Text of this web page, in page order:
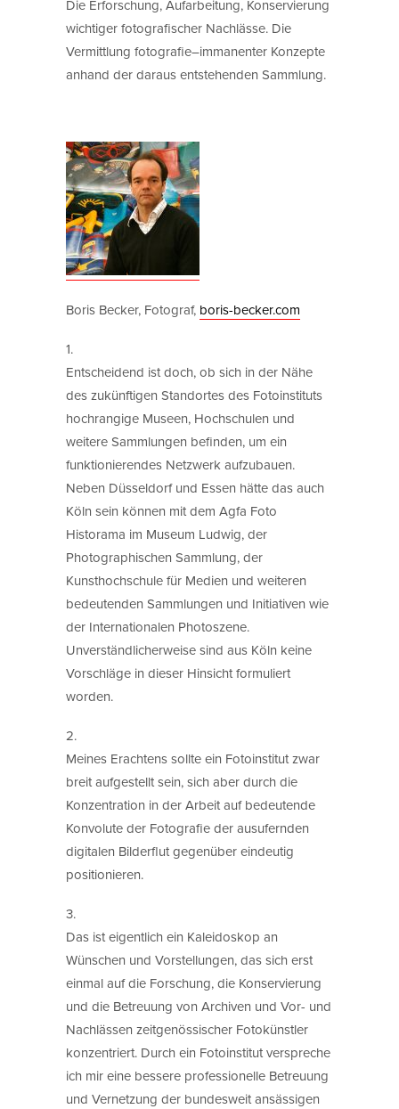
Die Erforschung, Aufarbeitung, Konservierung
wichtiger fotografischer Nachlässe. Die
Vermittlung fotografie–immanenter Konzepte
anhand der daraus entstehenden Sammlung.
Boris Becker, Fotograf, boris-becker.com
1.
Entscheidend ist doch, ob sich in der Nähe
des zukünftigen Standortes des Fotoinstituts
hochrangige Museen, Hochschulen und
weitere Sammlungen befinden, um ein
funktionierendes Netzwerk aufzubauen.
Neben Düsseldorf und Essen hätte das auch
Köln sein können mit dem Agfa Foto
Historama im Museum Ludwig, der
Photographischen Sammlung, der
Kunsthochschule für Medien und weiteren
bedeutenden Sammlungen und Initiativen wie
der Internationalen Photoszene.
Unverständlicherweise sind aus Köln keine
Vorschläge in dieser Hinsicht formuliert
worden.
2.
Meines Erachtens sollte ein Fotoinstitut zwar
breit aufgestellt sein, sich aber durch die
Konzentration in der Arbeit auf bedeutende
Konvolute der Fotografie der ausufernden
digitalen Bilderflut gegenüber eindeutig
positionieren.
3.
Das ist eigentlich ein Kaleidoskop an
Wünschen und Vorstellungen, das sich erst
einmal auf die Forschung, die Konservierung
und die Betreuung von Archiven und Vor- und
Nachlässen zeitgenössischer Fotokünstler
konzentriert. Durch ein Fotoinstitut verspreche
ich mir eine bessere professionelle Betreuung
und Vernetzung der bundesweit ansässigen